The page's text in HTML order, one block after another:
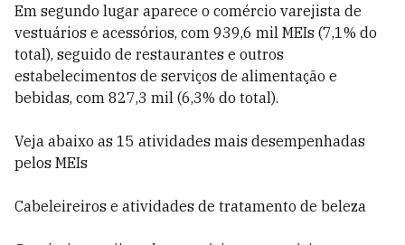
Em segundo lugar aparece o comércio varejista de
vestuários e acessórios, com 939,6 mil MEIs (7,1% do
total), seguido de restaurantes e outros
estabelecimentos de serviços de alimentação e
bebidas, com 827,3 mil (6,3% do total).
Veja abaixo as 15 atividades mais desempenhadas
pelos MEIs
Cabeleireiros e atividades de tratamento de beleza